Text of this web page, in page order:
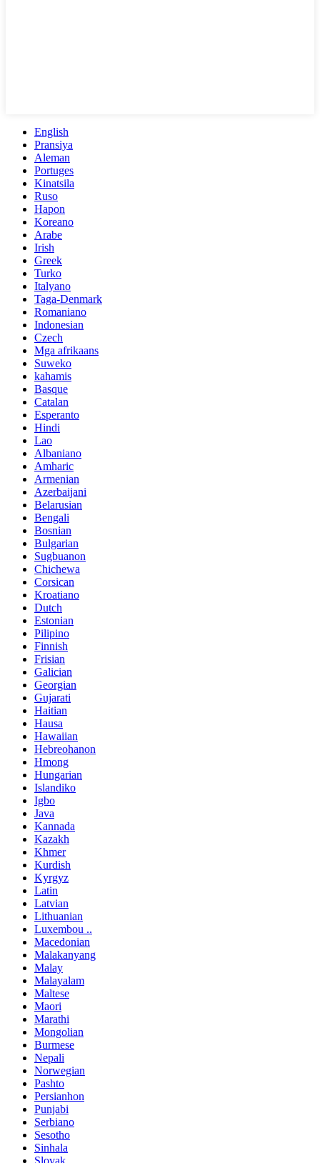
English
Pransiya
Aleman
Portuges
Kinatsila
Ruso
Hapon
Koreano
Arabe
Irish
Greek
Turko
Italyano
Taga-Denmark
Romaniano
Indonesian
Czech
Mga afrikaans
Suweko
kahamis
Basque
Catalan
Esperanto
Hindi
Lao
Albaniano
Amharic
Armenian
Azerbaijani
Belarusian
Bengali
Bosnian
Bulgarian
Sugbuanon
Chichewa
Corsican
Kroatiano
Dutch
Estonian
Pilipino
Finnish
Frisian
Galician
Georgian
Gujarati
Haitian
Hausa
Hawaiian
Hebreohanon
Hmong
Hungarian
Islandiko
Igbo
Java
Kannada
Kazakh
Khmer
Kurdish
Kyrgyz
Latin
Latvian
Lithuanian
Luxembou ..
Macedonian
Malakanyang
Malay
Malayalam
Maltese
Maori
Marathi
Mongolian
Burmese
Nepali
Norwegian
Pashto
Persianhon
Punjabi
Serbiano
Sesotho
Sinhala
Slovak